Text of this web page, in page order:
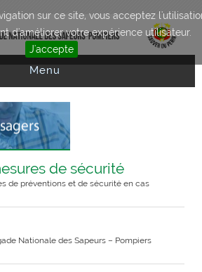
sur ce site, vous acceptez
d'améliorer votre expérience utilisateur.
J'accepte
Menu
de sécurité
de préventions et de sécurité en cas
Nationale des Sapeurs – Pompiers